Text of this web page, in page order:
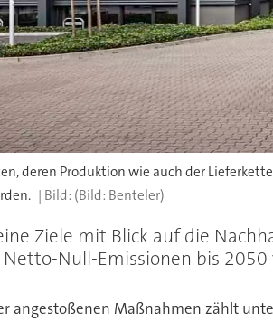
deren Produktion wie auch der
(Bild: Benteler)
Ziele mit Blick auf die
Null-Emissionen bis 2050
angestoßenen Maßnahmen zählt